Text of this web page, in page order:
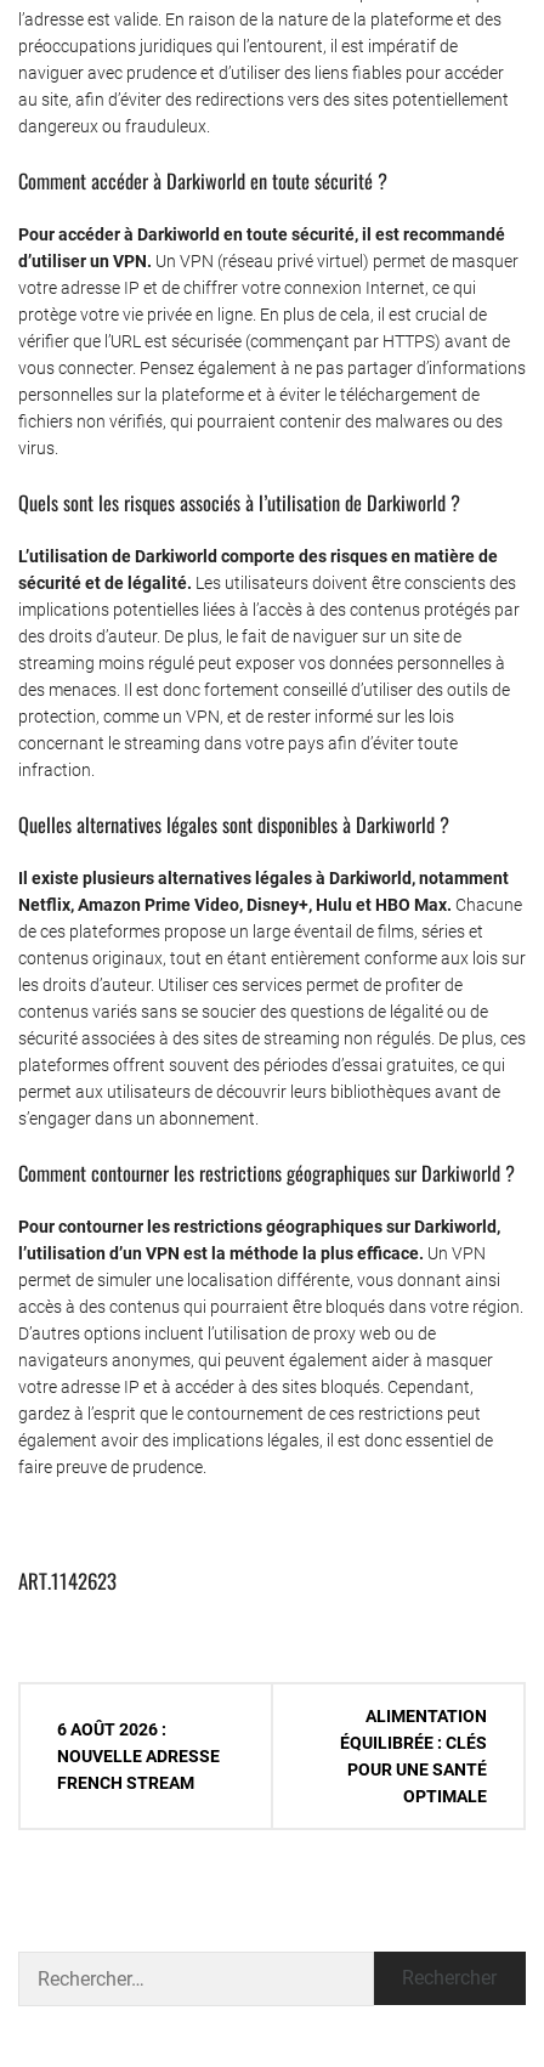
l’adresse est valide. En raison de la nature de la plateforme et des
préoccupations juridiques qui l’entourent, il est impératif de
naviguer avec prudence et d’utiliser des liens fiables pour accéder
au site, afin d’éviter des redirections vers des sites potentiellement
dangereux ou frauduleux.
Comment accéder à Darkiworld en toute sécurité ?
Pour accéder à Darkiworld en toute sécurité, il est recommandé
d’utiliser un VPN. Un VPN (réseau privé virtuel) permet de masquer
votre adresse IP et de chiffrer votre connexion Internet, ce qui
protège votre vie privée en ligne. En plus de cela, il est crucial de
vérifier que l’URL est sécurisée (commençant par HTTPS) avant de
vous connecter. Pensez également à ne pas partager d’informations
personnelles sur la plateforme et à éviter le téléchargement de
fichiers non vérifiés, qui pourraient contenir des malwares ou des
virus.
Quels sont les risques associés à l’utilisation de Darkiworld ?
L’utilisation de Darkiworld comporte des risques en matière de
sécurité et de légalité. Les utilisateurs doivent être conscients des
implications potentielles liées à l’accès à des contenus protégés par
des droits d’auteur. De plus, le fait de naviguer sur un site de
streaming moins régulé peut exposer vos données personnelles à
des menaces. Il est donc fortement conseillé d’utiliser des outils de
protection, comme un VPN, et de rester informé sur les lois
concernant le streaming dans votre pays afin d’éviter toute
infraction.
Quelles alternatives légales sont disponibles à Darkiworld ?
Il existe plusieurs alternatives légales à Darkiworld, notamment
Netflix, Amazon Prime Video, Disney+, Hulu et HBO Max. Chacune
de ces plateformes propose un large éventail de films, séries et
contenus originaux, tout en étant entièrement conforme aux lois sur
les droits d’auteur. Utiliser ces services permet de profiter de
contenus variés sans se soucier des questions de légalité ou de
sécurité associées à des sites de streaming non régulés. De plus, ces
plateformes offrent souvent des périodes d’essai gratuites, ce qui
permet aux utilisateurs de découvrir leurs bibliothèques avant de
s’engager dans un abonnement.
Comment contourner les restrictions géographiques sur Darkiworld ?
Pour contourner les restrictions géographiques sur Darkiworld,
l’utilisation d’un VPN est la méthode la plus efficace. Un VPN
permet de simuler une localisation différente, vous donnant ainsi
accès à des contenus qui pourraient être bloqués dans votre région.
D’autres options incluent l’utilisation de proxy web ou de
navigateurs anonymes, qui peuvent également aider à masquer
votre adresse IP et à accéder à des sites bloqués. Cependant,
gardez à l’esprit que le contournement de ces restrictions peut
également avoir des implications légales, il est donc essentiel de
faire preuve de prudence.
ART.1142623
l’article
6 AOÛT 2026 :
NOUVELLE ADRESSE
FRENCH STREAM
ALIMENTATION
ÉQUILIBRÉE : CLÉS
POUR UNE SANTÉ
OPTIMALE